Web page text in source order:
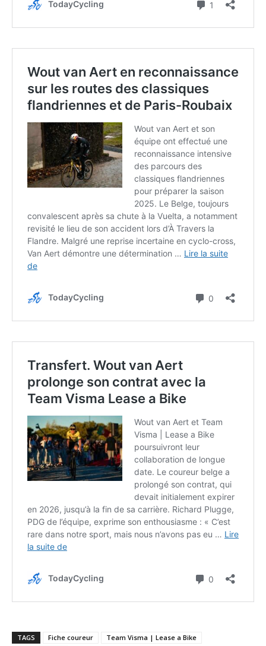
TAGS Fiche coureur
Team Visma | Lease a Bike